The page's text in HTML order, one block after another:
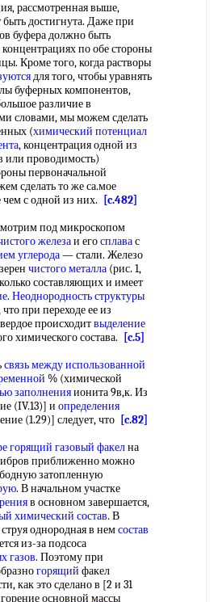
рассмотренная выше,
достигнута. Даже при
буфера должно быть
по обе стороны
Кроме того, когда растворы
для того, чтобы уравнять
буферных компонентов,
различие в
словами, мы можем сделать
(химический потенциал
, концентрация одной из
или проводимость)
первоначальной
сделать то же са.мое
с одной из них.
[c.482]
под микроскопом
железаи егосплавас
углерода— стали. Железо
чистого металла (рис. 1,
составляющих и имеет
. Неоднородность структуры
при переходе ее из
происходитвыделение
химического состава.
[c.5]
связь междуиспользованной
% (химической
заполненияионита 9в,к. Из
(IV.13)] и определения
(1.29)] следует, что [c.82]
горящий газовый факелна
приближенно можно
затопленную
. В начальном участке
в основном завершается,
химический состав. В
однородная в немсостав
из-за подсоса
газов. Поэтому при
горящий факел
как это сделано в [2 и 31
горение основной массы